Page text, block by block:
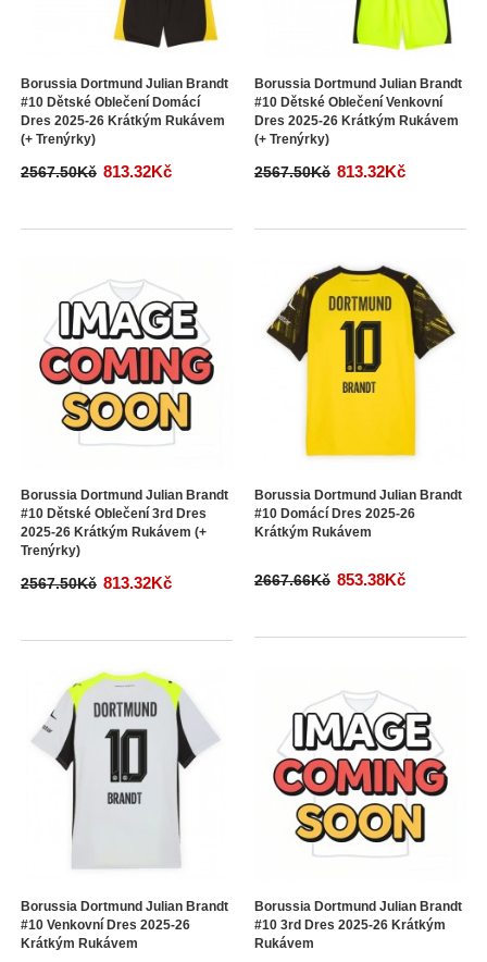
Borussia Dortmund Julian Brandt
#10 Dětské Oblečení Domácí
Dres 2025-26 Krátkým Rukávem
(+ Trenýrky)
2567.50Kč 813.32Kč
Borussia Dortmund Julian Brandt
#10 Dětské Oblečení Venkovní
Dres 2025-26 Krátkým Rukávem
(+ Trenýrky)
2567.50Kč 813.32Kč
Borussia Dortmund Julian Brandt
#10 Dětské Oblečení 3rd Dres
2025-26 Krátkým Rukávem (+
Trenýrky)
2567.50Kč 813.32Kč
Borussia Dortmund Julian Brandt
#10 Domácí Dres 2025-26
Krátkým Rukávem
2667.66Kč 853.38Kč
Borussia Dortmund Julian Brandt
#10 Venkovní Dres 2025-26
Krátkým Rukávem
Borussia Dortmund Julian Brandt
#10 3rd Dres 2025-26 Krátkým
Rukávem